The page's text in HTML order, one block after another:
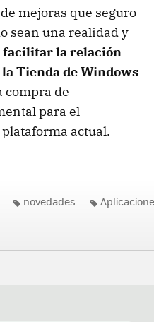
mejoras que seguro
sean una realidad y
facilitar la relación
Tienda de Windows
compra de
para el
actual.
novedades